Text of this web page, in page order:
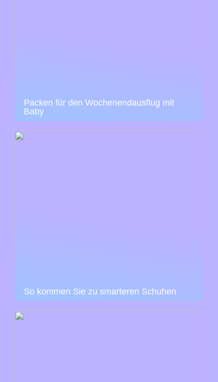
Packen für den Wochenendausflug mit
Baby
So kommen Sie zu smarteren Schuhen